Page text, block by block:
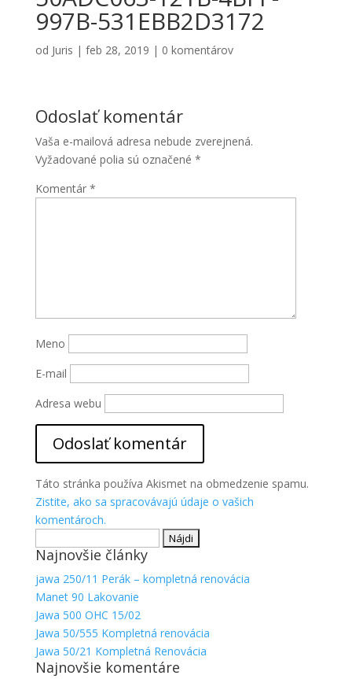
997B-531EBB2D3172
od Juris | feb 28, 2019 | 0 komentárov
Odoslať komentár
Vaša e-mailová adresa nebude zverejnená.
Vyžadované polia sú označené *
Komentár *
Meno
E-mail
Adresa webu
Táto stránka používa Akismet na obmedzenie spamu.
Zistite, ako sa spracovávajú údaje o vašich
komentároch.
Najnovšie články
jawa 250/11 Perák – kompletná renovácia
Manet 90 Lakovanie
Jawa 500 OHC 15/02
Jawa 50/555 Kompletná renovácia
Jawa 50/21 Kompletná Renovácia
Najnovšie komentáre
Štatistiky
mohli
zlepšiť
funkčnosť
webovej
stránky na
základe
spôsobu
webovej
stránky.